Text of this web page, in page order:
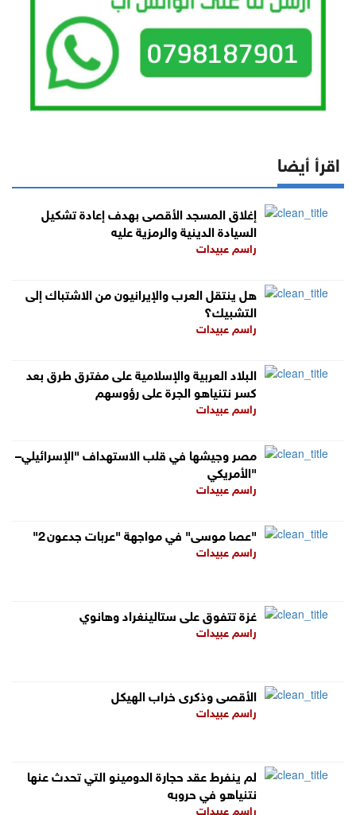
اقرأ أيضا
إغلاق المسجد الأقصى بهدف إعادة تشكيل
السيادة الدينية والرمزية عليه
راسم عبيدات
هل ينتقل العرب والإيرانيون من الاشتباك إلى
التشبيك؟
راسم عبيدات
البلاد العربية والإسلامية على مفترق طرق بعد
كسر نتنياهو الجرة على رؤوسهم
راسم عبيدات
مصر وجيشها في قلب الاستهداف "الإسرائيلي–
الأمريكي"
راسم عبيدات
"عصا موسى" في مواجهة "عربات جدعون 2"
راسم عبيدات
غزة تتفوق على ستالينغراد وهانوي
راسم عبيدات
الأقصى وذكرى خراب الهيكل
راسم عبيدات
لم ينفرط عقد حجارة الدومينو التي تحدث عنها
نتنياهو في حروبه
راسم عبيدات